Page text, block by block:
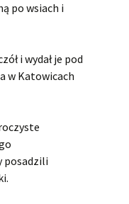
po wsiach i
i wydał je pod
w Katowicach
posadzili